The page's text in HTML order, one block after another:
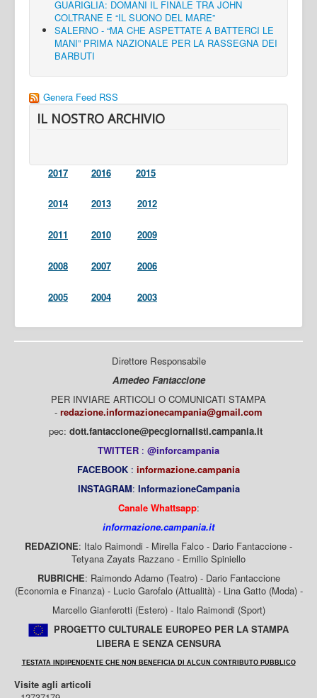
GUARIGLIA: DOMANI IL FINALE TRA JOHN
COLTRANE E “IL SUONO DEL MARE”
SALERNO - “MA CHE ASPETTATE A BATTERCI LE
MANI” PRIMA NAZIONALE PER LA RASSEGNA DEI
BARBUTI
Genera Feed RSS
IL NOSTRO ARCHIVIO
2017 2016 2015
2014 2013 2012
2011 2010 2009
2008 2007 2006
2005 2004 2003
Direttore Responsabile
Amedeo Fantaccione
PER INVIARE ARTICOLI O COMUNICATI STAMPA
- redazione.informazionecampania@gmail.com
pec: dott.fantaccione@pecgiornalisti.campania.it
TWITTER : @inforcampania
FACEBOOK : informazione.campania
INSTAGRAM: InformazioneCampania
Canale Whattsapp:
informazione.campania.it
REDAZIONE: Italo Raimondi - Mirella Falco - Dario Fantaccione -
Tetyana Zayats Razzano - Emilio Spiniello
RUBRICHE: Raimondo Adamo (Teatro) - Dario Fantaccione
(Economia e Finanza) - Lucio Garofalo (Attualità) - Lina Gatto (Moda) -
Marcello Gianferotti (Estero) - Italo Raimondi (Sport)
PROGETTO CULTURALE EUROPEO PER LA STAMPA
LIBERA E SENZA CENSURA
TESTATA INDIPENDENTE CHE NON BENEFICIA DI ALCUN CONTRIBUTO PUBBLICO
Visite agli articoli